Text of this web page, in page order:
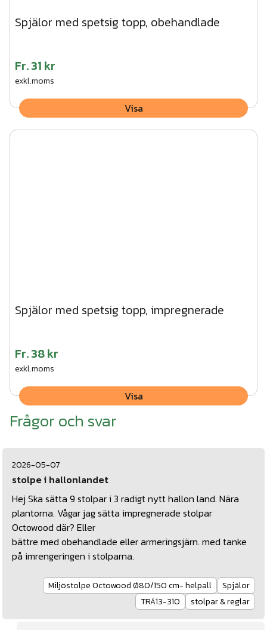
Spjälor med spetsig topp, obehandlade
Fr.31 kr
exkl.moms
Visa
Spjälor med spetsig topp, impregnerade
Fr.38 kr
exkl.moms
Visa
Frågor och svar
2026-05-07
stolpe i hallonlandet
Hej Ska sätta 9 stolpar i 3 radigt nytt hallon land. Nära
plantorna. Vågar jag sätta impregnerade stolpar
Octowood där? Eller
bättre med obehandlade eller armeringsjärn. med tanke
på imrengeringen i stolparna.
Miljöstolpe Octowood Ø80/150 cm- helpall
Spjälor
TRÄ13-310
stolpar & reglar